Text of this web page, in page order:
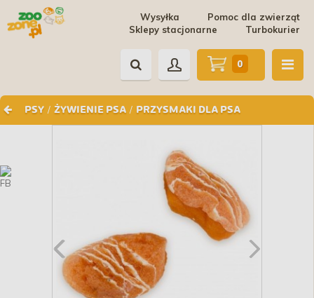
Pomoc dla zwierząt
Wysyłka
Turbokurier
Sklepy stacjonarne
PSY / ŻYWIENIE PSA / PRZYSMAKI DLA PSA
0